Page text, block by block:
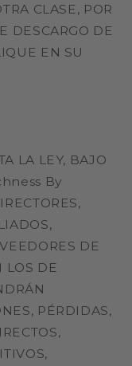
CLASE, POR
DESCARGO DE
EN SU
LA LEY, BAJO
By
DE
LOS DE
PÉRDIDAS,